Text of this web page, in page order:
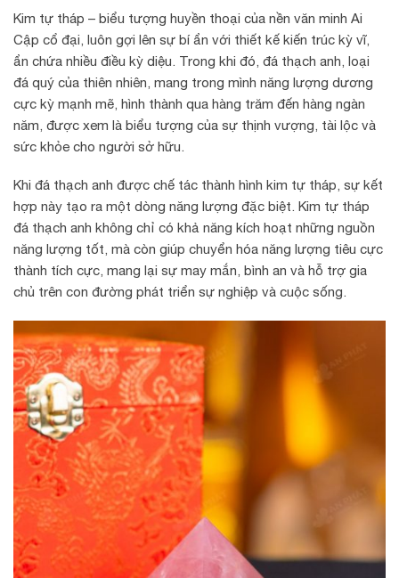
Kim tự tháp – biểu tượng huyền thoại của nền văn minh Ai
Cập cổ đại, luôn gợi lên sự bí ẩn với thiết kế kiến trúc kỳ vĩ,
ẩn chứa nhiều điều kỳ diệu. Trong khi đó, đá thạch anh, loại
đá quý của thiên nhiên, mang trong mình năng lượng dương
cực kỳ mạnh mẽ, hình thành qua hàng trăm đến hàng ngàn
năm, được xem là biểu tượng của sự thịnh vượng, tài lộc và
sức khỏe cho người sở hữu.
Khi đá thạch anh được chế tác thành hình kim tự tháp, sự kết
hợp này tạo ra một dòng năng lượng đặc biệt. Kim tự tháp
đá thạch anh không chỉ có khả năng kích hoạt những nguồn
năng lượng tốt, mà còn giúp chuyển hóa năng lượng tiêu cực
thành tích cực, mang lại sự may mắn, bình an và hỗ trợ gia
chủ trên con đường phát triển sự nghiệp và cuộc sống.